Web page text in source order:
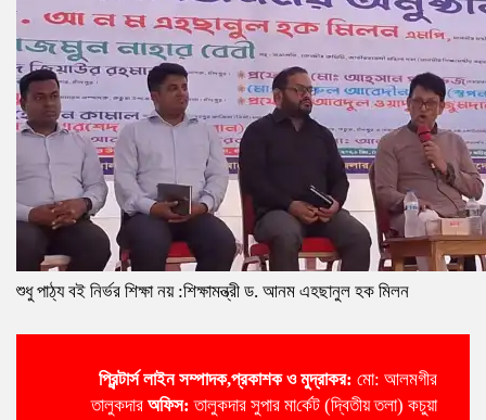
শুধু পাঠ্য বই নির্ভর শিক্ষা নয় :শিক্ষামন্ত্রী ড. আনম এহছানুল হক মিলন
প্রিন্টার্স লাইন সম্পাদক,প্রকাশক ও মুদ্রাকর: মো: আলমগীর
তালুকদার অ‌ফিস:তালুকদার সুপার মা‌র্কেট (দ্বিতীয় তলা) কচুয়া